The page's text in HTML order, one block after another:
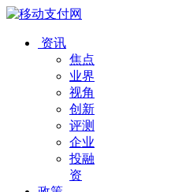
资讯
焦点
业界
视角
创新
评测
企业
投融
资